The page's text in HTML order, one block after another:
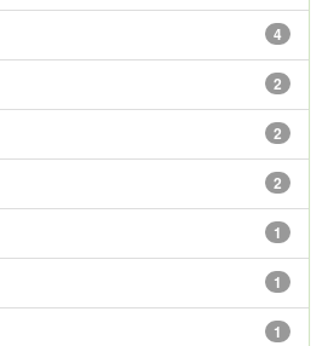
4
2
2
2
1
1
1